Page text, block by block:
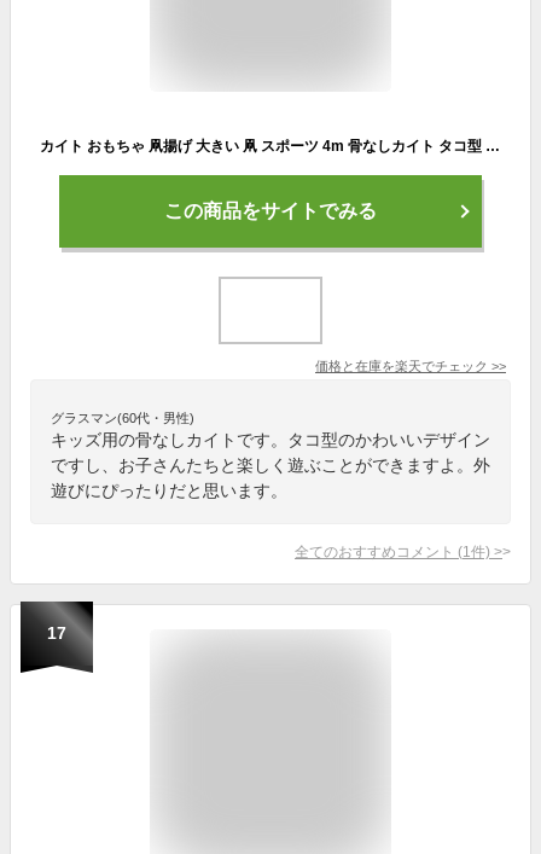
カイト おもちゃ 凧揚げ 大きい 凧 スポーツ 4m 骨なしカイト タコ型 アウトドア 持ち運び便利 タコ揚げ 大人 子供 行楽 キャンプ 凧上げ キッズ 玩具 レジャー ピクニック 公園 折りたたみ 大人 外遊び
この商品をサイトでみる
価格と在庫を楽天でチェック >>
グラスマン(60代・男性)
キッズ用の骨なしカイトです。タコ型のかわいいデザイン
ですし、お子さんたちと楽しく遊ぶことができますよ。外
遊びにぴったりだと思います。
全てのおすすめコメント (1 件) >
17